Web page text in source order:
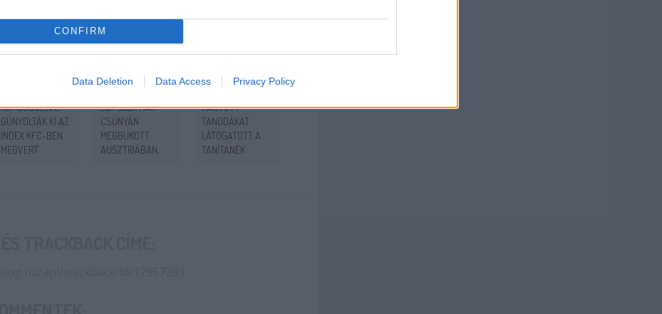
CONFIRM
Data Deletion Data Access Privacy Policy
RÖHÖGCSÉLVE
GÚNYOLTÁK KI AZ
INDEX KFC-BEN
MEGVERT
EGYSZER MÁR
CSÚNYÁN
MEGBUKOTT
AUSZTRIÁBAN,
HAGYOTT
TANODÁKAT
LÁTOGATOTT A
TANÍTANÉK